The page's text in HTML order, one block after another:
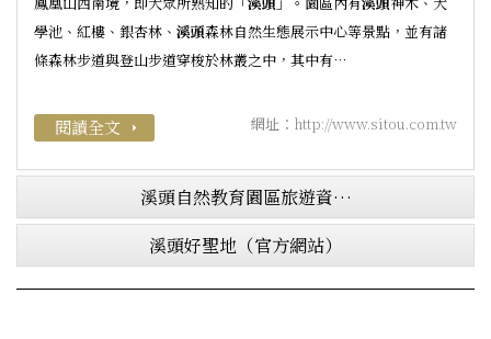
學池、紅樓、銀杏林、 溪頭森林自然生態展示中心等景點，並有諸
條森林步道與登山步道穿梭於林叢之中，其中有…
閱讀全文 arrow_right 網址： http://www.sitou.com.tw
溪頭自然教育園區旅遊資…
溪頭好聖地（官方網站）